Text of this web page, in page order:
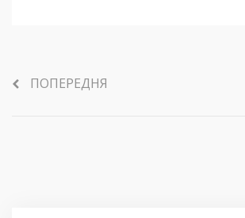
ПОПЕРЕДНЯ